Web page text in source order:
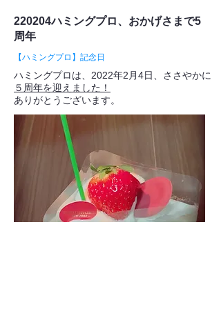
220204ハミングプロ、おかげさまで5
周年
【ハミングプロ】記念日
ハミングプロは、2022年2月4日、ささやかに
５周年を迎えました！
ありがとうございます。